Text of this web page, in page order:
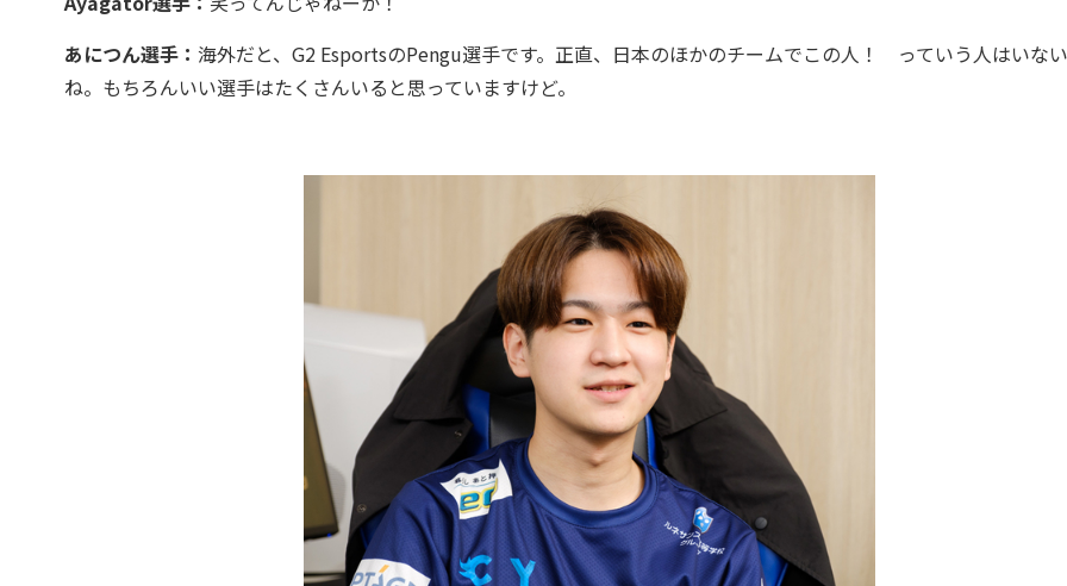
あにつん選手： 海外だと、G2 EsportsのPengu選手です。正直、日本のほかのチームでこの人！ っていう人はいな
ね。もちろんいい選手はたくさんいると思っていますけど。